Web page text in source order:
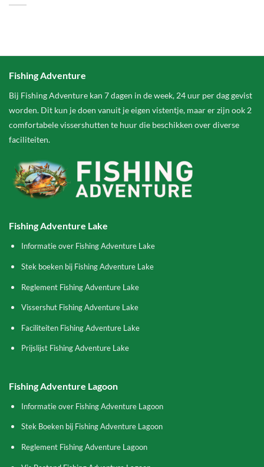
Fishing Adventure
Bij Fishing Adventure kan 7 dagen in de week, 24 uur per dag gevist
worden. Dit kun je doen vanuit je eigen vistentje, maar er zijn ook 2
comfortabele vissershutten te huur die beschikken over diverse
faciliteiten.
Fishing Adventure Lake
Informatie over Fishing Adventure Lake
Stek boeken bij Fishing Adventure Lake
Reglement Fishing Adventure Lake
Vissershut Fishing Adventure Lake
Faciliteiten Fishing Adventure Lake
Prijslijst Fishing Adventure Lake
Fishing Adventure Lagoon
Informatie over Fishing Adventure Lagoon
Stek Boeken bij Fishing Adventure Lagoon
Reglement Fishing Adventure Lagoon